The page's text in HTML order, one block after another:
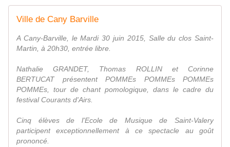
Ville de Cany Barville
A Cany-Barville, le Mardi 30 juin 2015, Salle du clos Saint-
Martin, à 20h30, entrée libre.
Nathalie GRANDET, Thomas ROLLIN et Corinne
BERTUCAT présentent POMMEs POMMEs POMMEs
POMMEs, tour de chant pomologique, dans le cadre du
festival Courants d'Airs.
Cinq élèves de l'Ecole de Musique de Saint-Valery
participent exceptionnellement à ce spectacle au goût
prononcé.